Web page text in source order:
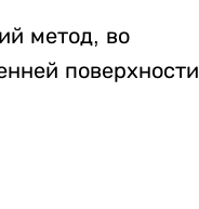
метод, во
поверхности